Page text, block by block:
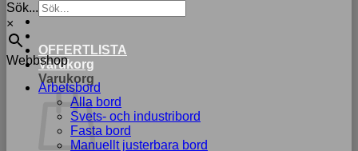
OFFERTLISTA
Varukorg
Varukorg
Sök...
×
Webbshop
Arbetsbord
Alla bord
Svets- och industribord
Fasta bord
Manuellt justerbara bord